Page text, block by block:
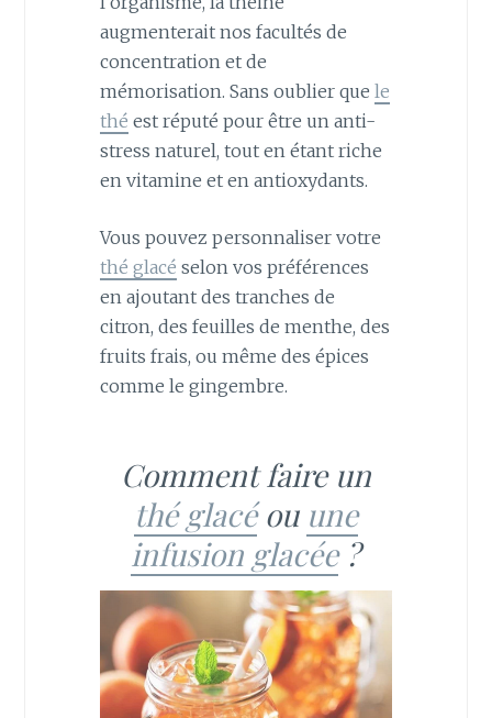
augmenterait nos facultés de
concentration et de
mémorisation. Sans oublier que le
thé est réputé pour être un anti-
stress naturel, tout en étant riche
en vitamine et en antioxydants.
Vous pouvez personnaliser votre
thé glacé selon vos préférences
en ajoutant des tranches de
citron, des feuilles de menthe, des
fruits frais, ou même des épices
comme le gingembre.
Comment faire un
thé glacéou une
infusion glacée?